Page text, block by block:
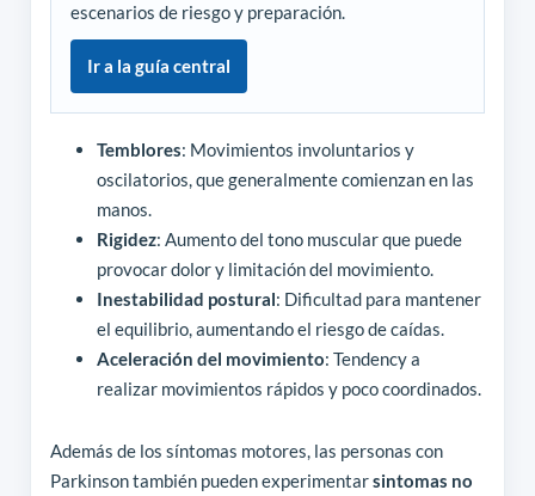
escenarios de riesgo y preparación.
Ir a la guía central
Temblores: Movimientos involuntarios y
oscilatorios, que generalmente comienzan en las
manos.
Rigidez: Aumento del tono muscular que puede
provocar dolor y limitación del movimiento.
Inestabilidad postural: Dificultad para mantener
el equilibrio, aumentando el riesgo de caídas.
Aceleración del movimiento: Tendency a
realizar movimientos rápidos y poco coordinados.
Además de los síntomas motores, las personas con
Parkinson también pueden experimentarsintomas no